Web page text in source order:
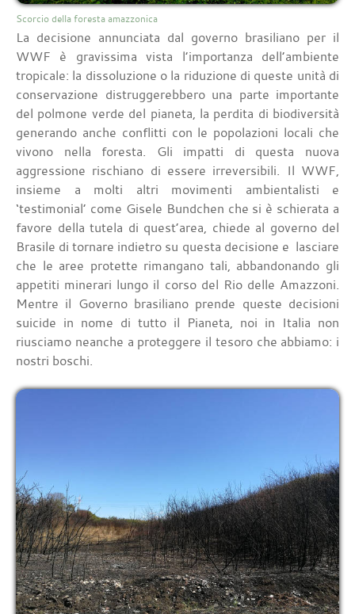
Scorcio della foresta amazzonica
La decisione annunciata dal governo brasiliano per il
WWF è gravissima vista l’importanza dell’ambiente
tropicale: la dissoluzione o la riduzione di queste unità di
conservazione distruggerebbero una parte importante
del polmone verde del pianeta, la perdita di biodiversità
generando anche conflitti con le popolazioni locali che
vivono nella foresta. Gli impatti di questa nuova
aggressione rischiano di essere irreversibili. Il WWF,
insieme a molti altri movimenti ambientalisti e
‘testimonial’ come Gisele Bundchen che si è schierata a
favore della tutela di quest’area, chiede al governo del
Brasile di tornare indietro su questa decisione e lasciare
che le aree protette rimangano tali, abbandonando gli
appetiti minerari lungo il corso del Rio delle Amazzoni.
Mentre il Governo brasiliano prende queste decisioni
suicide in nome di tutto il Pianeta, noi in Italia non
riusciamo neanche a proteggere il tesoro che abbiamo: i
nostri boschi.